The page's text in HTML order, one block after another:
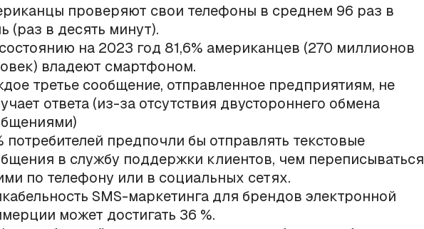
проверяют свои телефоны в среднем 96 раз в
(раз в десять минут).
на 2023 год 81,6% американцев (270 миллионов
владеют смартфоном.
третье сообщение, отправленное предприятиям, не
ответа (из-за отсутствия двустороннего обмена
потребителей предпочли бы отправлять текстовые
в службу поддержки клиентов, чем переписываться
по телефону или в социальных сетях.
SMS-маркетинга для брендов электронной
может достигать 36 %.